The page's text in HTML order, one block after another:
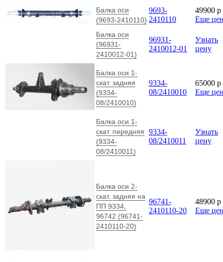
Балка оси
(9693-2410110)
9693-
2410110
49900 p
Еще
Балка оси
(96931-
2410012-01)
96931-
2410012-01
Узнать
цену
Балка оси 1-
скат. задняя
(9334-
08/2410010)
9334-
08/2410010
65000 p
Еще
Балка оси 1-
скат. передняя
(9334-
08/2410011)
9334-
08/2410011
Узнать
цену
Балка оси 2-
скат. задняя на
ПП 9334,
96742 (96741-
2410110-20)
96741-
2410110-20
48900 p
Еще